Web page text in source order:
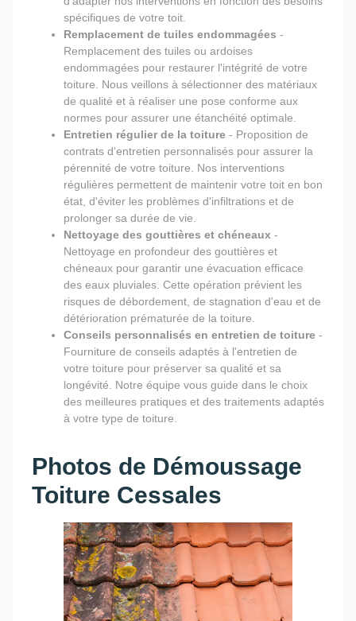
spécifiques de votre toit.
Remplacement de tuiles endommagées -
Remplacement des tuiles ou ardoises
endommagées pour restaurer l'intégrité de votre
toiture. Nous veillons à sélectionner des matériaux
de qualité et à réaliser une pose conforme aux
normes pour assurer une étanchéité optimale.
Entretien régulier de la toiture - Proposition de
contrats d'entretien personnalisés pour assurer la
pérennité de votre toiture. Nos interventions
régulières permettent de maintenir votre toit en bon
état, d'éviter les problèmes d'infiltrations et de
prolonger sa durée de vie.
Nettoyage des gouttières et chéneaux -
Nettoyage en profondeur des gouttières et
chéneaux pour garantir une évacuation efficace
des eaux pluviales. Cette opération prévient les
risques de débordement, de stagnation d'eau et de
détérioration prématurée de la toiture.
Conseils personnalisés en entretien de toiture -
Fourniture de conseils adaptés à l'entretien de
votre toiture pour préserver sa qualité et sa
longévité. Notre équipe vous guide dans le choix
des meilleures pratiques et des traitements adaptés
à votre type de toiture.
Photos de Démoussage
Toiture Cessales